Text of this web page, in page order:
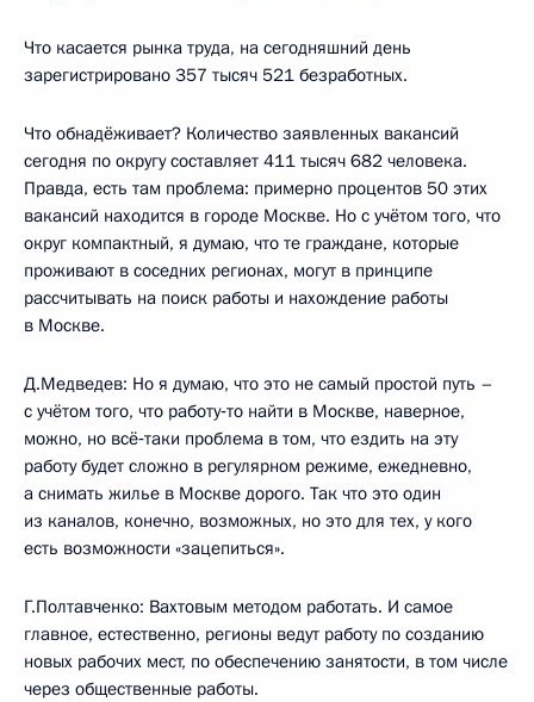
Что касается рынка труда, на сегодняшний день
зарегистрировано 357 тысяч 521 безработных.
Что обнадёживает? Количество заявленных вакансий
сегодня по округу составляет 411 тысяч 682 человека.
Правда, есть там проблема: примерно процентов 50 этих
вакансий находится в городе Москве. Но с учётом того, что
округ компактный, я думаю, что те граждане, которые
проживают в соседних регионах, могут в принципе
рассчитывать на поиск работы и нахождение работы
в Москве.
Д.Медведев: Но я думаю, что это не самый простой путь –
с учётом того, что работу‑то найти в Москве, наверное,
можно, но всё‑таки проблема в том, что ездить на эту
работу будет сложно в регулярном режиме, ежедневно,
а снимать жилье в Москве дорого. Так что это один
из каналов, конечно, возможных, но это для тех, у кого
есть возможности «зацепиться».
Г.Полтавченко: Вахтовым методом работать. И самое
главное, естественно, регионы ведут работу по созданию
новых рабочих мест, по обеспечению занятости, в том числе
через общественные работы.